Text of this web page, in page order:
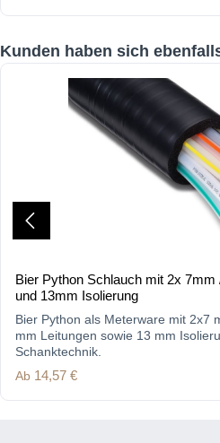
Produktgalerie überspringen
Kunden haben sich
Bier Python Schlauch mit 2x
und 13mm Isolierung
Bier Python als Meterware mit 2x7
mm Leitungen sowie 13 mm
Schanktechnik.
Regulärer Preis:
Ab 14,57 €